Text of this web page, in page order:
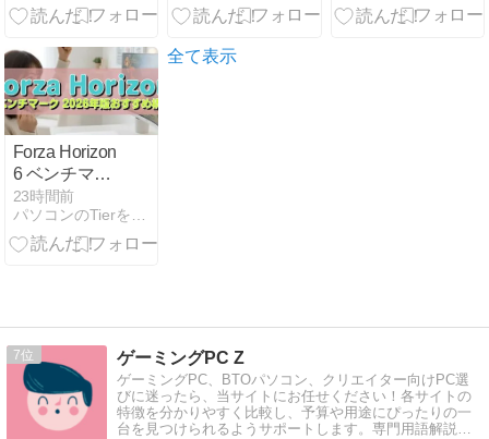
標に改善へ。
の魅力
スタート、
Forza Horizon
6 ベンチマー
ク 2026年版お
すすめ構成
23時間前
パソコンのTierを知ろう
全て表示
7 ゲーミングPC Z
ゲーミングPC、BTOパソコン、クリエイター向けPC選
びに迷ったら、当サイトにお任せください！各サイトの
特徴を分かりやすく比較し、予算や用途にぴったりの一
台を見つけられるようサポートします。専門用語解説付